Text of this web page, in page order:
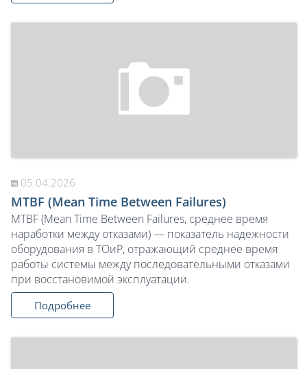
05.04.2026
MTBF (Mean Time Between Failures)
MTBF (Mean Time Between Failures, среднее время
наработки между отказами) — показатель надежности
оборудования в ТОиР, отражающий среднее время
работы системы между последовательными отказами
при восстановимой эксплуатации.
Подробнее